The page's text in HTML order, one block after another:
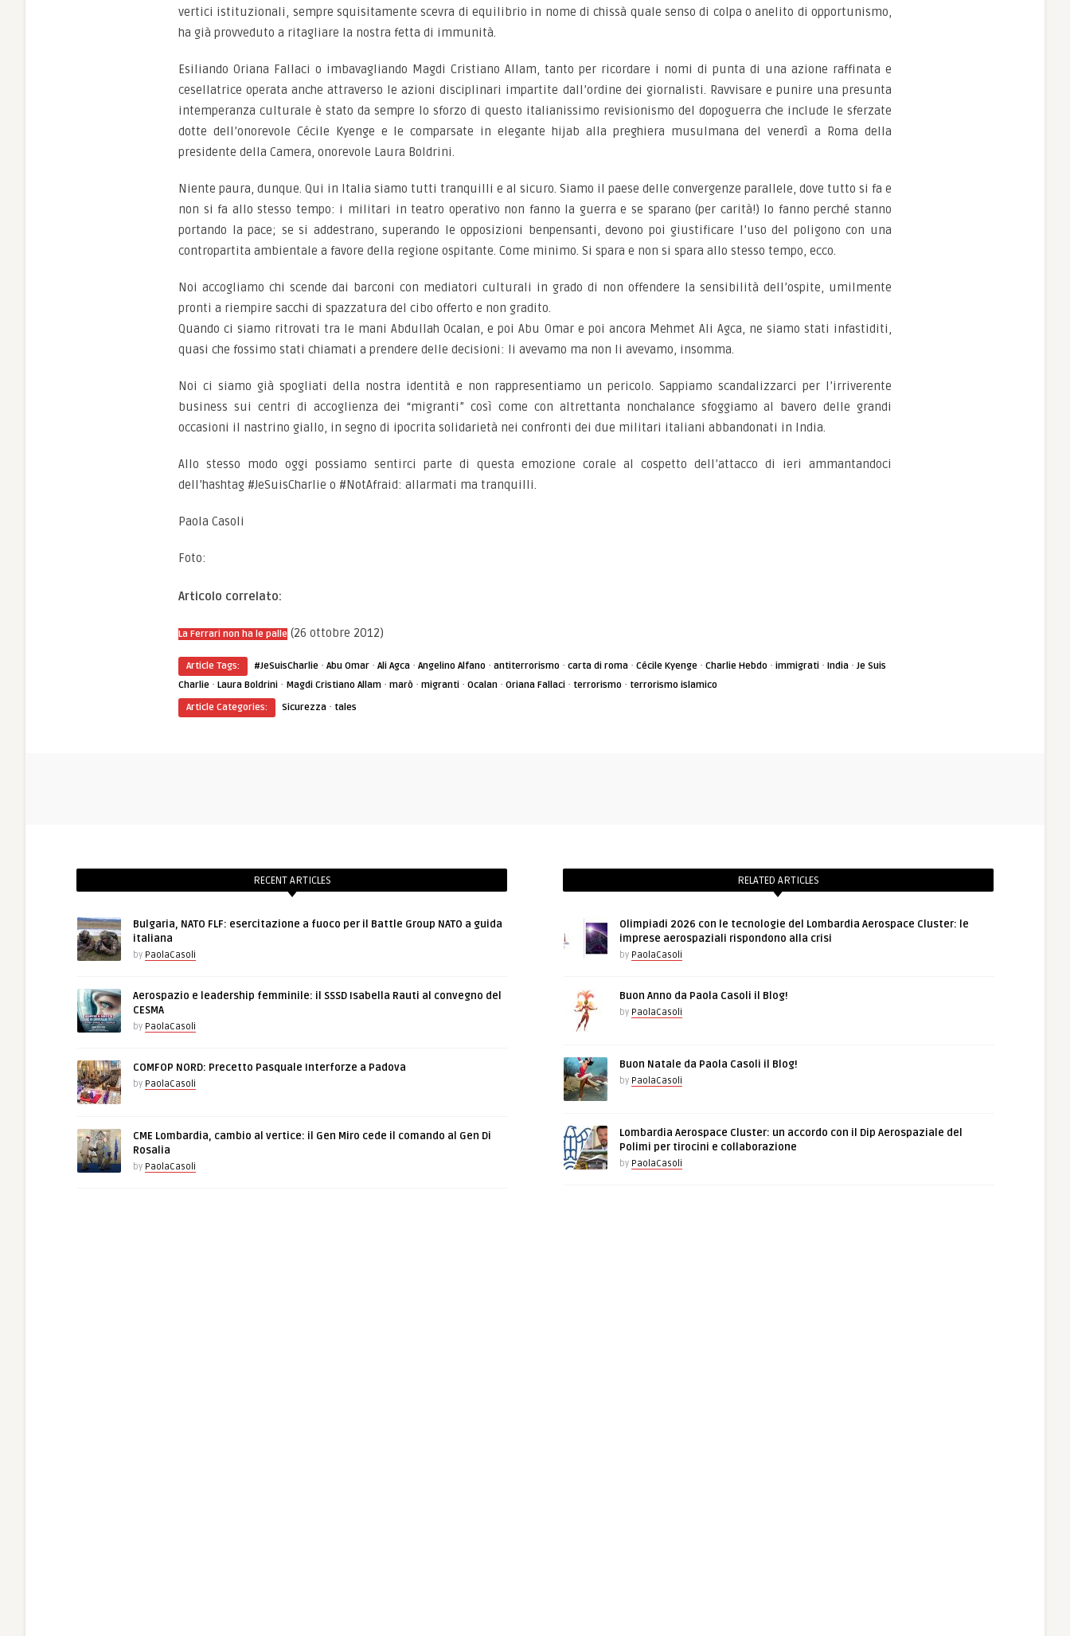
vertici istituzionali, sempre squisitamente scevra di equilibrio in nome di chissà quale senso di colpa o anelito di opportunismo,
ha già provveduto a ritagliare la nostra fetta di immunità.
Esiliando Oriana Fallaci o imbavagliando Magdi Cristiano Allam, tanto per ricordare i nomi di punta di una azione raffinata e
cesellatrice operata anche attraverso le azioni disciplinari impartite dall’ordine dei giornalisti. Ravvisare e punire una presunta
intemperanza culturale è stato da sempre lo sforzo di questo italianissimo revisionismo del dopoguerra che include le sferzate
dotte dell’onorevole Cécile Kyenge e le comparsate in elegante hijab alla preghiera musulmana del venerdì a Roma della
presidente della Camera, onorevole Laura Boldrini.
Niente paura, dunque. Qui in Italia siamo tutti tranquilli e al sicuro. Siamo il paese delle convergenze parallele, dove tutto si fa e
non si fa allo stesso tempo: i militari in teatro operativo non fanno la guerra e se sparano (per carità!) lo fanno perché stanno
portando la pace; se si addestrano, superando le opposizioni benpensanti, devono poi giustificare l’uso del poligono con una
contropartita ambientale a favore della regione ospitante. Come minimo. Si spara e non si spara allo stesso tempo, ecco.
Noi accogliamo chi scende dai barconi con mediatori culturali in grado di non offendere la sensibilità dell’ospite, umilmente
pronti a riempire sacchi di spazzatura del cibo offerto e non gradito.
Quando ci siamo ritrovati tra le mani Abdullah Ocalan, e poi Abu Omar e poi ancora Mehmet Ali Agca, ne siamo stati infastiditi,
quasi che fossimo stati chiamati a prendere delle decisioni: li avevamo ma non li avevamo, insomma.
Noi ci siamo già spogliati della nostra identità e non rappresentiamo un pericolo. Sappiamo scandalizzarci per l’irriverente
business sui centri di accoglienza dei “migranti” così come con altrettanta nonchalance sfoggiamo al bavero delle grandi
occasioni il nastrino giallo, in segno di ipocrita solidarietà nei confronti dei due militari italiani abbandonati in India.
Allo stesso modo oggi possiamo sentirci parte di questa emozione corale al cospetto dell’attacco di ieri ammantandoci
dell’hashtag #JeSuisCharlie o #NotAfraid: allarmati ma tranquilli.
Paola Casoli
Foto:
Articolo correlato:
La Ferrari non ha le palle (26 ottobre 2012)
Article Tags: #JeSuisCharlie · Abu Omar · Ali Agca · Angelino Alfano · antiterrorismo · carta di roma · Cécile Kyenge · Charlie Hebdo · immigrati · India · Je Suis
Charlie · Laura Boldrini · Magdi Cristiano Allam · marò · migranti · Ocalan · Oriana Fallaci · terrorismo · terrorismo islamico
Article Categories:
Sicurezza · tales
RECENT ARTICLES
Bulgaria, NATO FLF: esercitazione a fuoco per il Battle Group NATO a guida
italiana
by PaolaCasoli
Aerospazio e leadership femminile: il SSSD Isabella Rauti al convegno del
CESMA
by PaolaCasoli
COMFOP NORD: Precetto Pasquale Interforze a Padova
by PaolaCasoli
CME Lombardia, cambio al vertice: il Gen Miro cede il comando al Gen Di
Rosalia
by PaolaCasoli
RELATED ARTICLES
Olimpiadi 2026 con le tecnologie del Lombardia Aerospace Cluster: le
imprese aerospaziali rispondono alla crisi
by PaolaCasoli
Buon Anno da Paola Casoli il Blog!
by PaolaCasoli
Buon Natale da Paola Casoli il Blog!
by PaolaCasoli
Lombardia Aerospace Cluster: un accordo con il Dip Aerospaziale del
Polimi per tirocini e collaborazione
by PaolaCasoli